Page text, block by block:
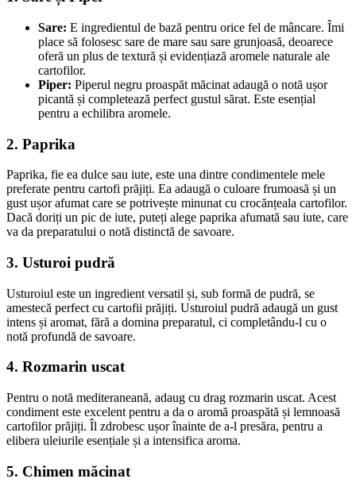
Sare: E ingredientul de bază pentru orice fel de mâncare. Îmi
place să folosesc sare de mare sau sare grunjoasă, deoarece
oferă un plus de textură și evidențiază aromele naturale ale
cartofilor.
Piper: Piperul negru proaspăt măcinat adaugă o notă ușor
picantă și completează perfect gustul sărat. Este esențial
pentru a echilibra aromele.
2. Paprika
Paprika, fie ea dulce sau iute, este una dintre condimentele mele
preferate pentru cartofi prăjiți. Ea adaugă o culoare frumoasă și un
gust ușor afumat care se potrivește minunat cu crocănțeala cartofilor.
Dacă doriți un pic de iute, puteți alege paprika afumată sau iute, care
va da preparatului o notă distinctă de savoare.
3. Usturoi pudră
Usturoiul este un ingredient versatil și, sub formă de pudră, se
amestecă perfect cu cartofii prăjiți. Usturoiul pudră adaugă un gust
intens și aromat, fără a domina preparatul, ci completându-l cu o
notă profundă de savoare.
4. Rozmarin uscat
Pentru o notă mediteraneană, adaug cu drag rozmarin uscat. Acest
condiment este excelent pentru a da o aromă proaspătă și lemnoasă
cartofilor prăjiți. Îl zdrobesc ușor înainte de a-l presăra, pentru a
elibera uleiurile esențiale și a intensifica aroma.
5. Chimen măcinat